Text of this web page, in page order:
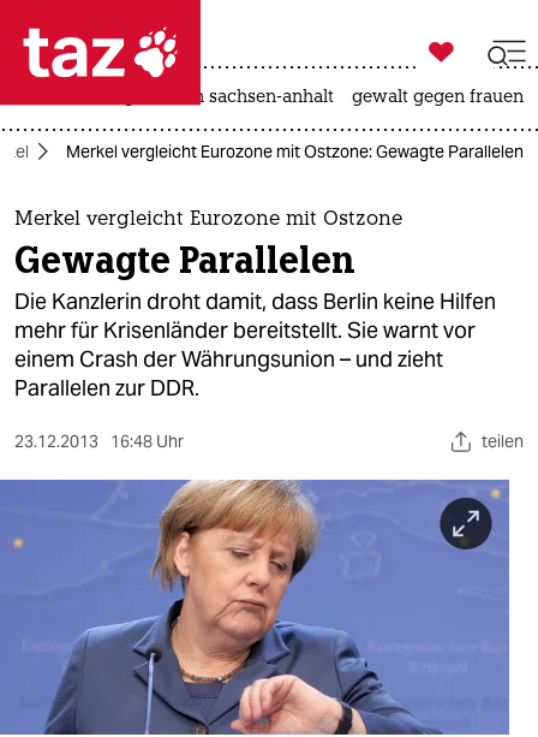
 taz zahl ich
taz zahl ich
themen
politik
öko
gesellschaft
kultur
sport
berlin
wahrheit
verlag

taz zahl ich
landtagswahl in sachsen-anhalt gewalt gegen frauen
Merkel vergleicht Eurozone mit Ostzone: Gewagte Parallelen
Merkel vergleicht Eurozone mit Ostzone
Gewagte Parallelen
Die Kanzlerin droht damit, dass Berlin keine Hilfen
mehr für Krisenländer bereitstellt. Sie warnt vor
einem Crash der Währungsunion – und zieht
Parallelen zur DDR.
23.12.2013 16:48 Uhr teilen